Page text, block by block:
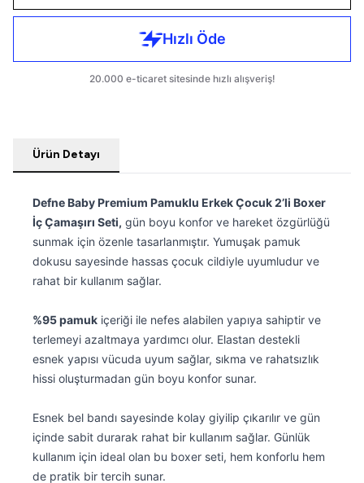
Ürün Detayı
Defne Baby Premium Pamuklu Erkek Çocuk 2’li Boxer
İç Çamaşırı Seti, gün boyu konfor ve hareket özgürlüğü
sunmak için özenle tasarlanmıştır. Yumuşak pamuk
dokusu sayesinde hassas çocuk cildiyle uyumludur ve
rahat bir kullanım sağlar.
%95 pamuk içeriği ile nefes alabilen yapıya sahiptir ve
terlemeyi azaltmaya yardımcı olur. Elastan destekli
esnek yapısı vücuda uyum sağlar, sıkma ve rahatsızlık
hissi oluşturmadan gün boyu konfor sunar.
Esnek bel bandı sayesinde kolay giyilip çıkarılır ve gün
içinde sabit durarak rahat bir kullanım sağlar. Günlük
kullanım için ideal olan bu boxer seti, hem konforlu hem
de pratik bir tercih sunar.